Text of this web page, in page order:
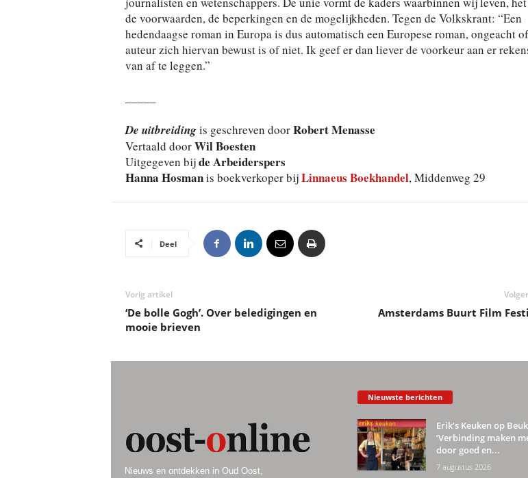
de voorwaarden, de beperkingen en de mogelijkheden. Tegen de Volkskrant: “Een
hedendaagse roman in Europa is dus automatisch een Europese roman, ongeacht
auteur zich hiervan bewust is of niet. Ik geef er dan liever de voorkeur aan er
van af te leggen.”
De uitbreidingis geschreven doorRobert Menasse
Vertaald doorWil Boesten
Uitgegeven bijde Arbeiderspers
Hanna Hosmanis boekverkoper bijLinnaeus Boekhandel, Middenweg 29
Deel
Vorig artikel
‘De bolle Gogh’. Over beledigingen en
mooie brieven
Amsterdams Buurt Film
Nieuws en ontdekken in Oud Oost,
Nieuwste berichten
Erik’s Keuken op
‘Verbinding maken
door goed en...
7 augustus 2026